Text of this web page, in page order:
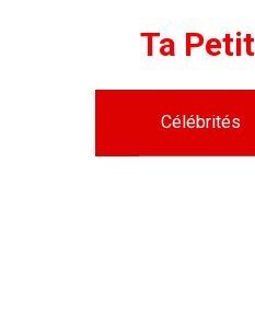
Ta
Célébrités